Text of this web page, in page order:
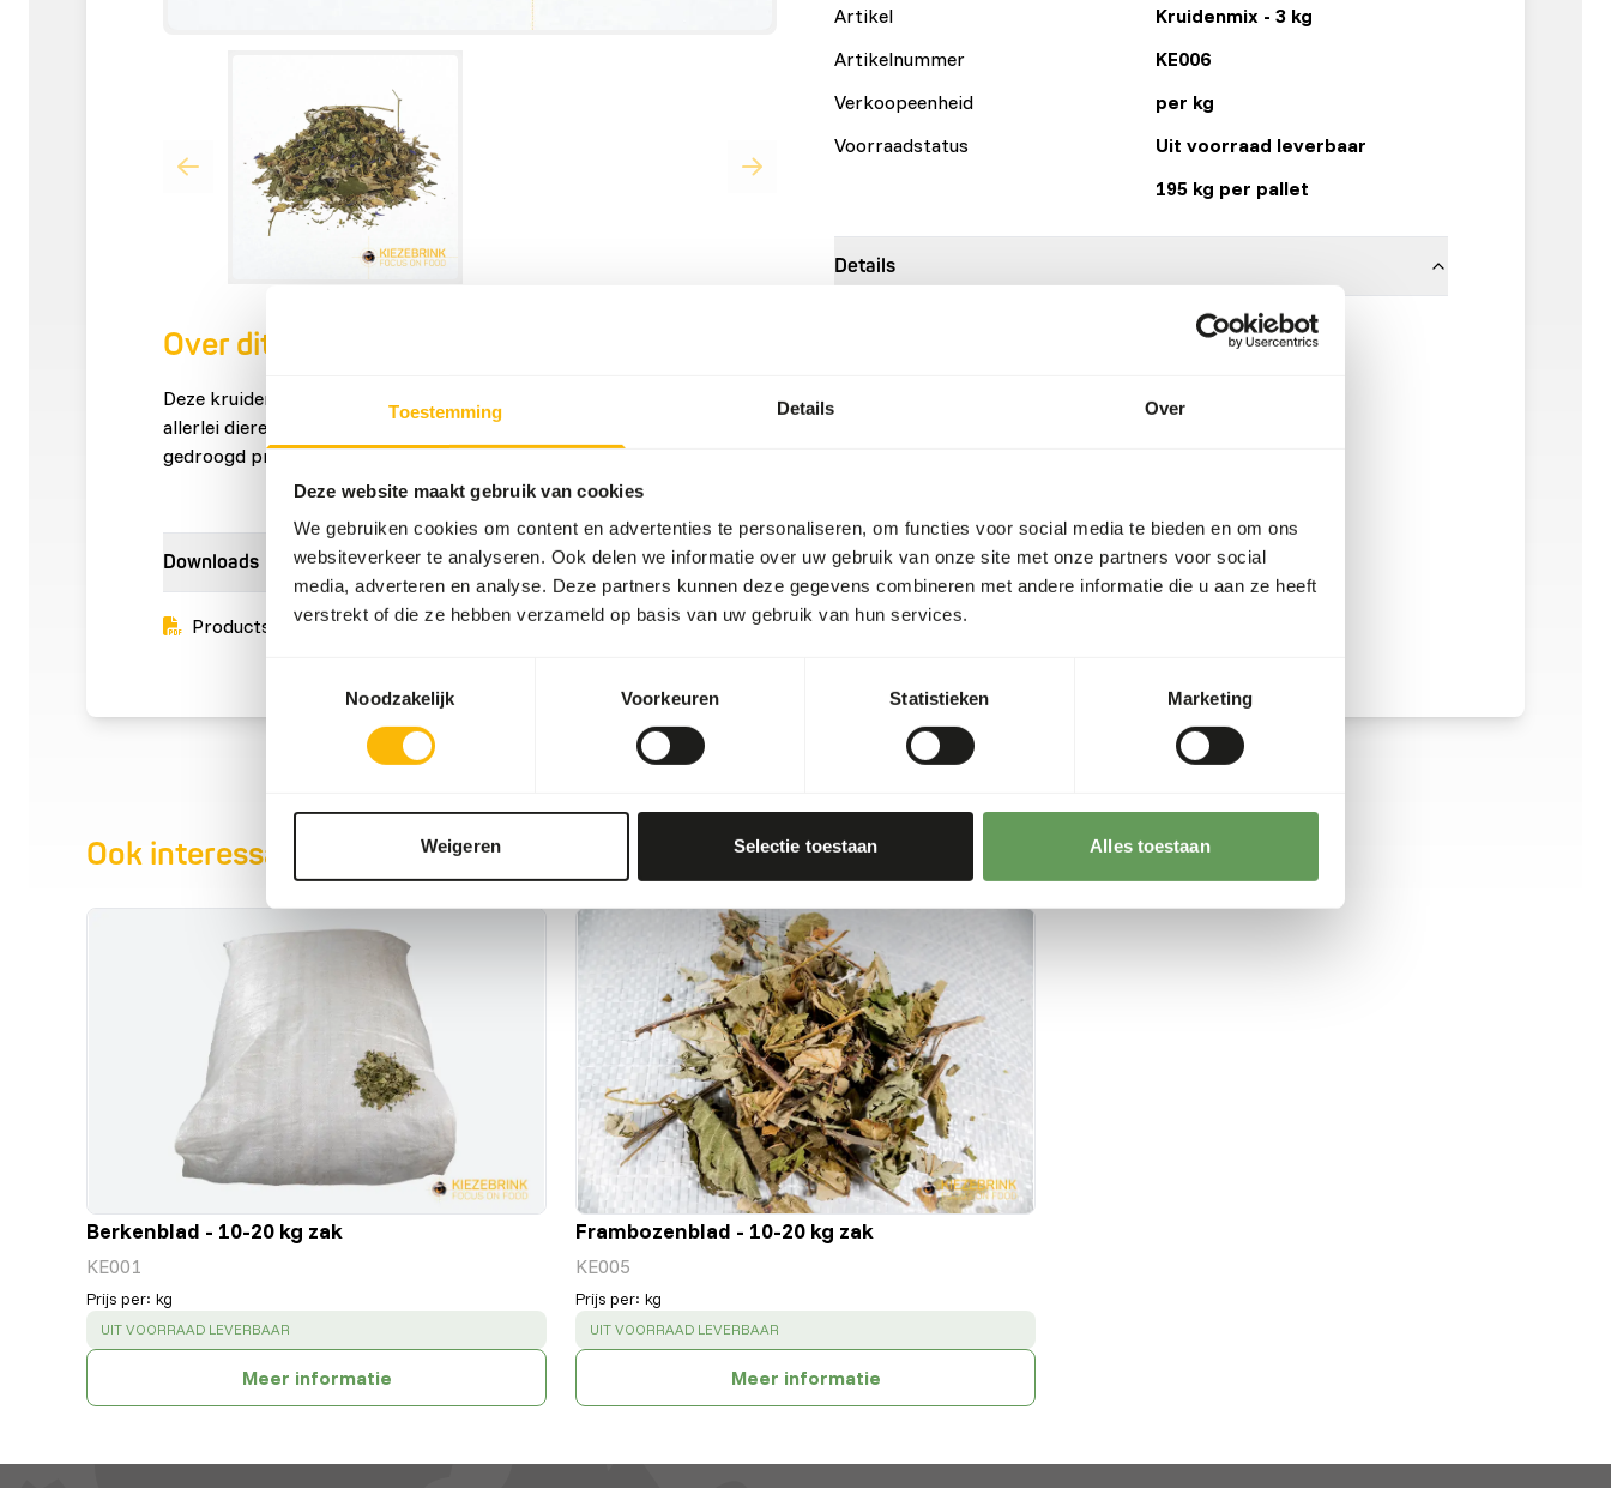
Toestemming Details Over
Deze website maakt gebruik van cookies
We gebruiken cookies om content en advertenties te personaliseren, om functies voor social media te bieden en om ons
websiteverkeer te analyseren. Ook delen we informatie over uw gebruik van onze site met onze partners voor social
media, adverteren en analyse. Deze partners kunnen deze gegevens combineren met andere informatie die u aan ze heeft
verstrekt of die ze hebben verzameld op basis van uw gebruik van hun services.
Noodzakelijk
Voorkeuren Statistieken Marketing
Weigeren Selectie toestaan Alles toestaan
Over dit product
Deze kruidenmix is zeer geschikt voor het verrijken van diëten van
allerlei dieren zoals: Browsers, grazers en primaten. Het is een
gedroogd product en kan daarom gemakkelijk worden bewaard.
Downloads
Productsheet
Artikel
Kruidenmix - 3 kg
Artikelnummer
KE006
Verkoopeenheid
per kg
Voorraadstatus
Uit voorraad leverbaar
195 kg per pallet
Details
Other Brands
Ook interessant
Berkenblad - 10-20 kg zak
KE001
Prijs per: kg
SUCCESS:
UIT VOORRAAD LEVERBAAR
Meer informatie
Frambozenblad - 10-20 kg zak
KE005
Prijs per: kg
SUCCESS:
UIT VOORRAAD LEVERBAAR
Meer informatie